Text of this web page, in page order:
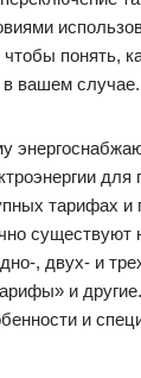
понять,
вашем случае.
для
тарифах и
существуют
, двух- и
и
и